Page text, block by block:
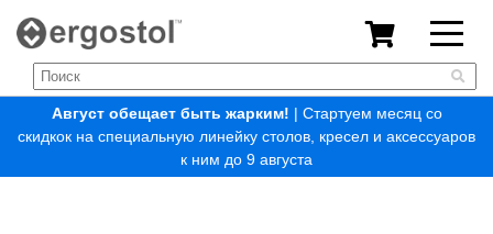
Август обещает быть жарким! | Стартуем месяц со
скидкок на специальную линейку столов, кресел и аксессуаров
к ним до 9 августа